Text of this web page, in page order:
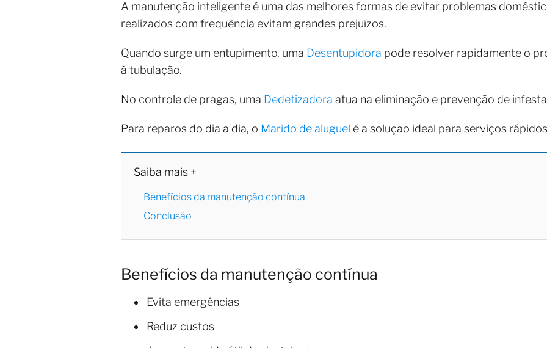
A manutenção inteligente é uma das melhores formas de evitar problemas
realizados com frequência evitam grandes prejuízos.
Quando surge um entupimento, uma Desentupidora pode resolver rapidamente o
à tubulação.
No controle de pragas, uma Dedetizadora atua na eliminação e prevenção de
Para reparos do dia a dia, o Marido de aluguel é a solução ideal para serviços
Saiba mais +
Benefícios da manutenção contínua
Conclusão
Benefícios da manutenção contínua
Evita emergências
Reduz custos